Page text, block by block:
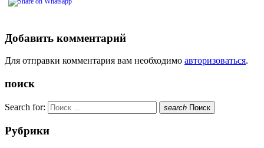
Добавить комментарий
Для отправки комментария вам необходимо авторизоваться.
поиск
Search for: search Поиск
Рубрики